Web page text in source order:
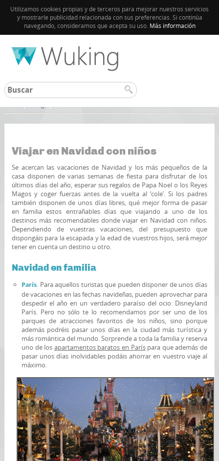
Utilizamos cookies propias y de terceros para mejorar nuestros servicios
y mostrarle publicidad relacionada con sus preferencias. Si continúa
navegando, consideramos que acepta su uso. Más información
Viajar en Navidad con niños
Se acercan las vacaciones de Navidad y los más pequeños de la
casa disponen de varias semanas de fiesta para disfrutar de los
últimos días del año, esperar sus regalos de Papa Noel o los Reyes
Magos y coger fuerzas antes de la vuelta al ‘cole’. Si los padres
también disponen de unos días libres, qué mejor forma de pasar
en familia estos entrañables días que viajando a uno de los
destinos más recomendables donde viajar en Navidad con niños.
Dependiendo de vuestras vacaciones, del presupuesto que
dispongáis para la escapada y la edad de vuestros hijos, será mejor
tener en cuenta un destino u otro.
Navidad en familia
París. Para aquellos turistas que pueden disponer de unos días
de vacaciones en las fechas navideñas, pueden aprovechar para
despedir el año en un verdadero paraíso del ocio: Disneyland
París. Pero no sólo te lo recomendamos por ser uno de los
parques de atracciones favoritos de los niños, sino porque
además podréis pasar unos días en la ciudad más turística y
más romántica del mundo. Sorprende a toda la familia y reserva
uno de los apartamentos baratos en Paríspara que además de
pasar unos días inolvidables podáis ahorrar en vuestro viaje al
máximo.